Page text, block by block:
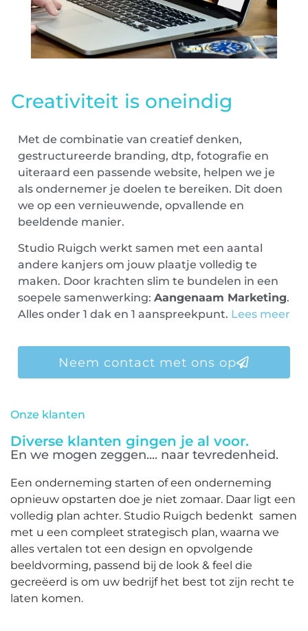
Creativiteit is oneindig
Met de combinatie van creatief denken,
gestructureerde branding, dtp, fotografie en
uiteraard een passende website, helpen we je
als ondernemer je doelen te bereiken. Dit doen
we op een vernieuwende, opvallende en
beeldende manier.
Studio Ruigch werkt samen met een aantal
andere kanjers om jouw plaatje volledig te
maken. Door krachten slim te bundelen in een
soepele samenwerking: Aangenaam Marketing.
Alles onder 1 dak en 1 aanspreekpunt. Lees meer
Neem contact met ons op
Onze klanten
Diverse klanten gingen je al voor.
En we mogen zeggen.... naar tevredenheid.
Een onderneming starten of een onderneming
opnieuw opstarten doe je niet zomaar. Daar ligt een
volledig plan achter. Studio Ruigch bedenkt samen
met u een compleet strategisch plan, waarna we
alles vertalen tot een design en opvolgende
beeldvorming, passend bij de look & feel die
gecreëerd is om uw bedrijf het best tot zijn recht te
laten komen.